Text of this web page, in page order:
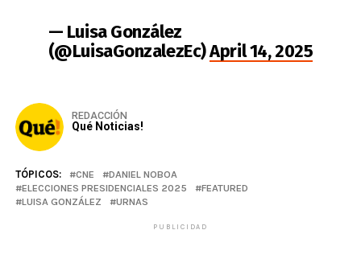
— Luisa González
(@LuisaGonzalezEc)April 14, 2025
REDACCIÓN
Qué Noticias!
TÓPICOS: CNE
DANIEL NOBOA
ELECCIONES PRESIDENCIALES 2025
FEATURED
LUISA GONZÁLEZ
URNAS
PUBLICIDAD